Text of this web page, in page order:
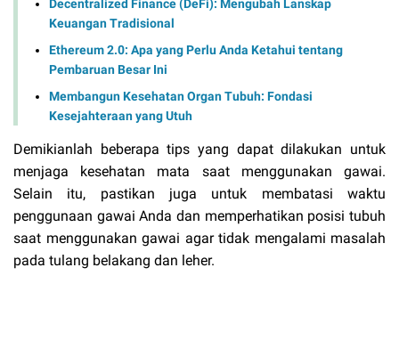
Decentralized Finance (DeFi): Mengubah Lanskap
Keuangan Tradisional
Ethereum 2.0: Apa yang Perlu Anda Ketahui tentang
Pembaruan Besar Ini
Membangun Kesehatan Organ Tubuh: Fondasi
Kesejahteraan yang Utuh
Demikianlah beberapa tips yang dapat dilakukan untuk
menjaga kesehatan mata saat menggunakan gawai.
Selain itu, pastikan juga untuk membatasi waktu
penggunaan gawai Anda dan memperhatikan posisi tubuh
saat menggunakan gawai agar tidak mengalami masalah
pada tulang belakang dan leher.